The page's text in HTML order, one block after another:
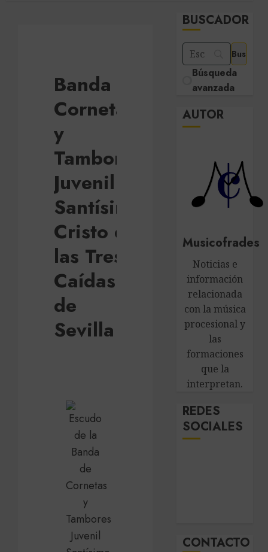
Banda de
Cornetas
y
Tambores
Juvenil
Santísimo
Cristo de
las Tres
Caídas
de
Sevilla
BUSCADOR
Búsqueda
avanzada
AUTOR
Musicofrades
Noticias e
información
relacionada
con la música
procesional y
las
formaciones
que la
interpretan.
REDES
SOCIALES
CONTACTO